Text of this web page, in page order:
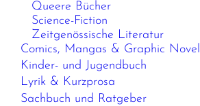
Queere Bücher
Science-Fiction
Zeitgenössische Literatur
Comics, Mangas & Graphic Novel
Kinder- und Jugendbuch
Lyrik & Kurzprosa
Sachbuch und Ratgeber